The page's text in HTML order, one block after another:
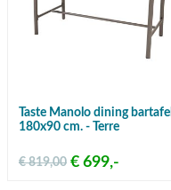
Taste Manolo dining bartafel
180x90 cm. - Terre
€ 699,-
€ 819,00